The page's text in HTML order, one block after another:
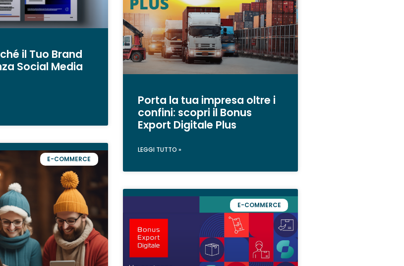
il Tuo Brand
Social Media
Porta la tua impresa oltre i
confini: scopri il Bonus
Export Digitale Plus
LEGGI TUTTO »
E-COMMERCE
E-COMMERCE